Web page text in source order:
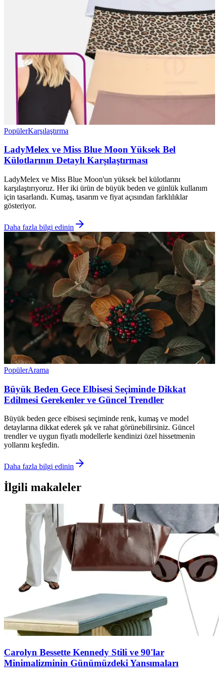
PopülerKarşılaştırma
LadyMelex ve Miss Blue Moon Yüksek Bel
Külotlarının Detaylı Karşılaştırması
LadyMelex ve Miss Blue Moon'un yüksek bel külotlarını
karşılaştırıyoruz. Her iki ürün de büyük beden ve günlük kullanım
için tasarlandı. Kumaş, tasarım ve fiyat açısından farklılıklar
gösteriyor.
Daha fazla bilgi edinin
PopülerArama
Büyük Beden Gece Elbisesi Seçiminde Dikkat
Edilmesi Gerekenler ve Güncel Trendler
Büyük beden gece elbisesi seçiminde renk, kumaş ve model
detaylarına dikkat ederek şık ve rahat görünebilirsiniz. Güncel
trendler ve uygun fiyatlı modellerle kendinizi özel hissetmenin
yollarını keşfedin.
Daha fazla bilgi edinin
İlgili makaleler
Carolyn Bessette Kennedy Stili ve 90'lar
Minimalizminin Günümüzdeki Yansımaları